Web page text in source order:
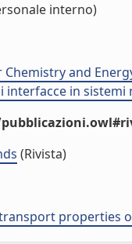
interno)
and
in sistemi
(Rivista)
properties